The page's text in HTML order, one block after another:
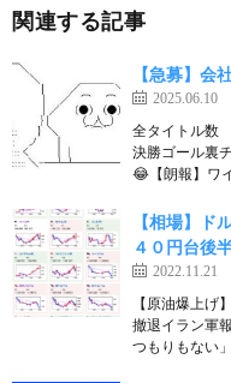
関連する記事
【急募】会
2025.06.10
全タイトル数
決勝ゴール裏
😂【朗報】ワ
【相場】
４０円台後
2022.11.21
【原油爆上げ
撤退イラン軍
つもりもない